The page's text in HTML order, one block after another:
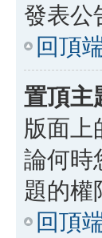
發表公
回頂
置頂主
版面上
論何時
題的權
回頂